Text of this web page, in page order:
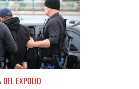
DEL EXPOLIO